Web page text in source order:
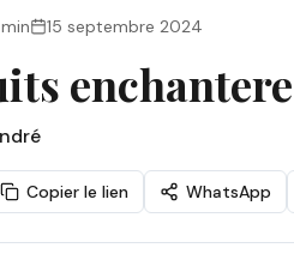
min 15 septembre 2024
Copier le lien WhatsApp